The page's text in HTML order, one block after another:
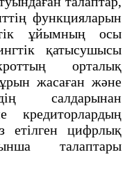
функцияларын
ұйымның осы
қатысушысы
орталық
жасаған және
салдарынан
кредиторлардың
етілген цифрлық
талаптары